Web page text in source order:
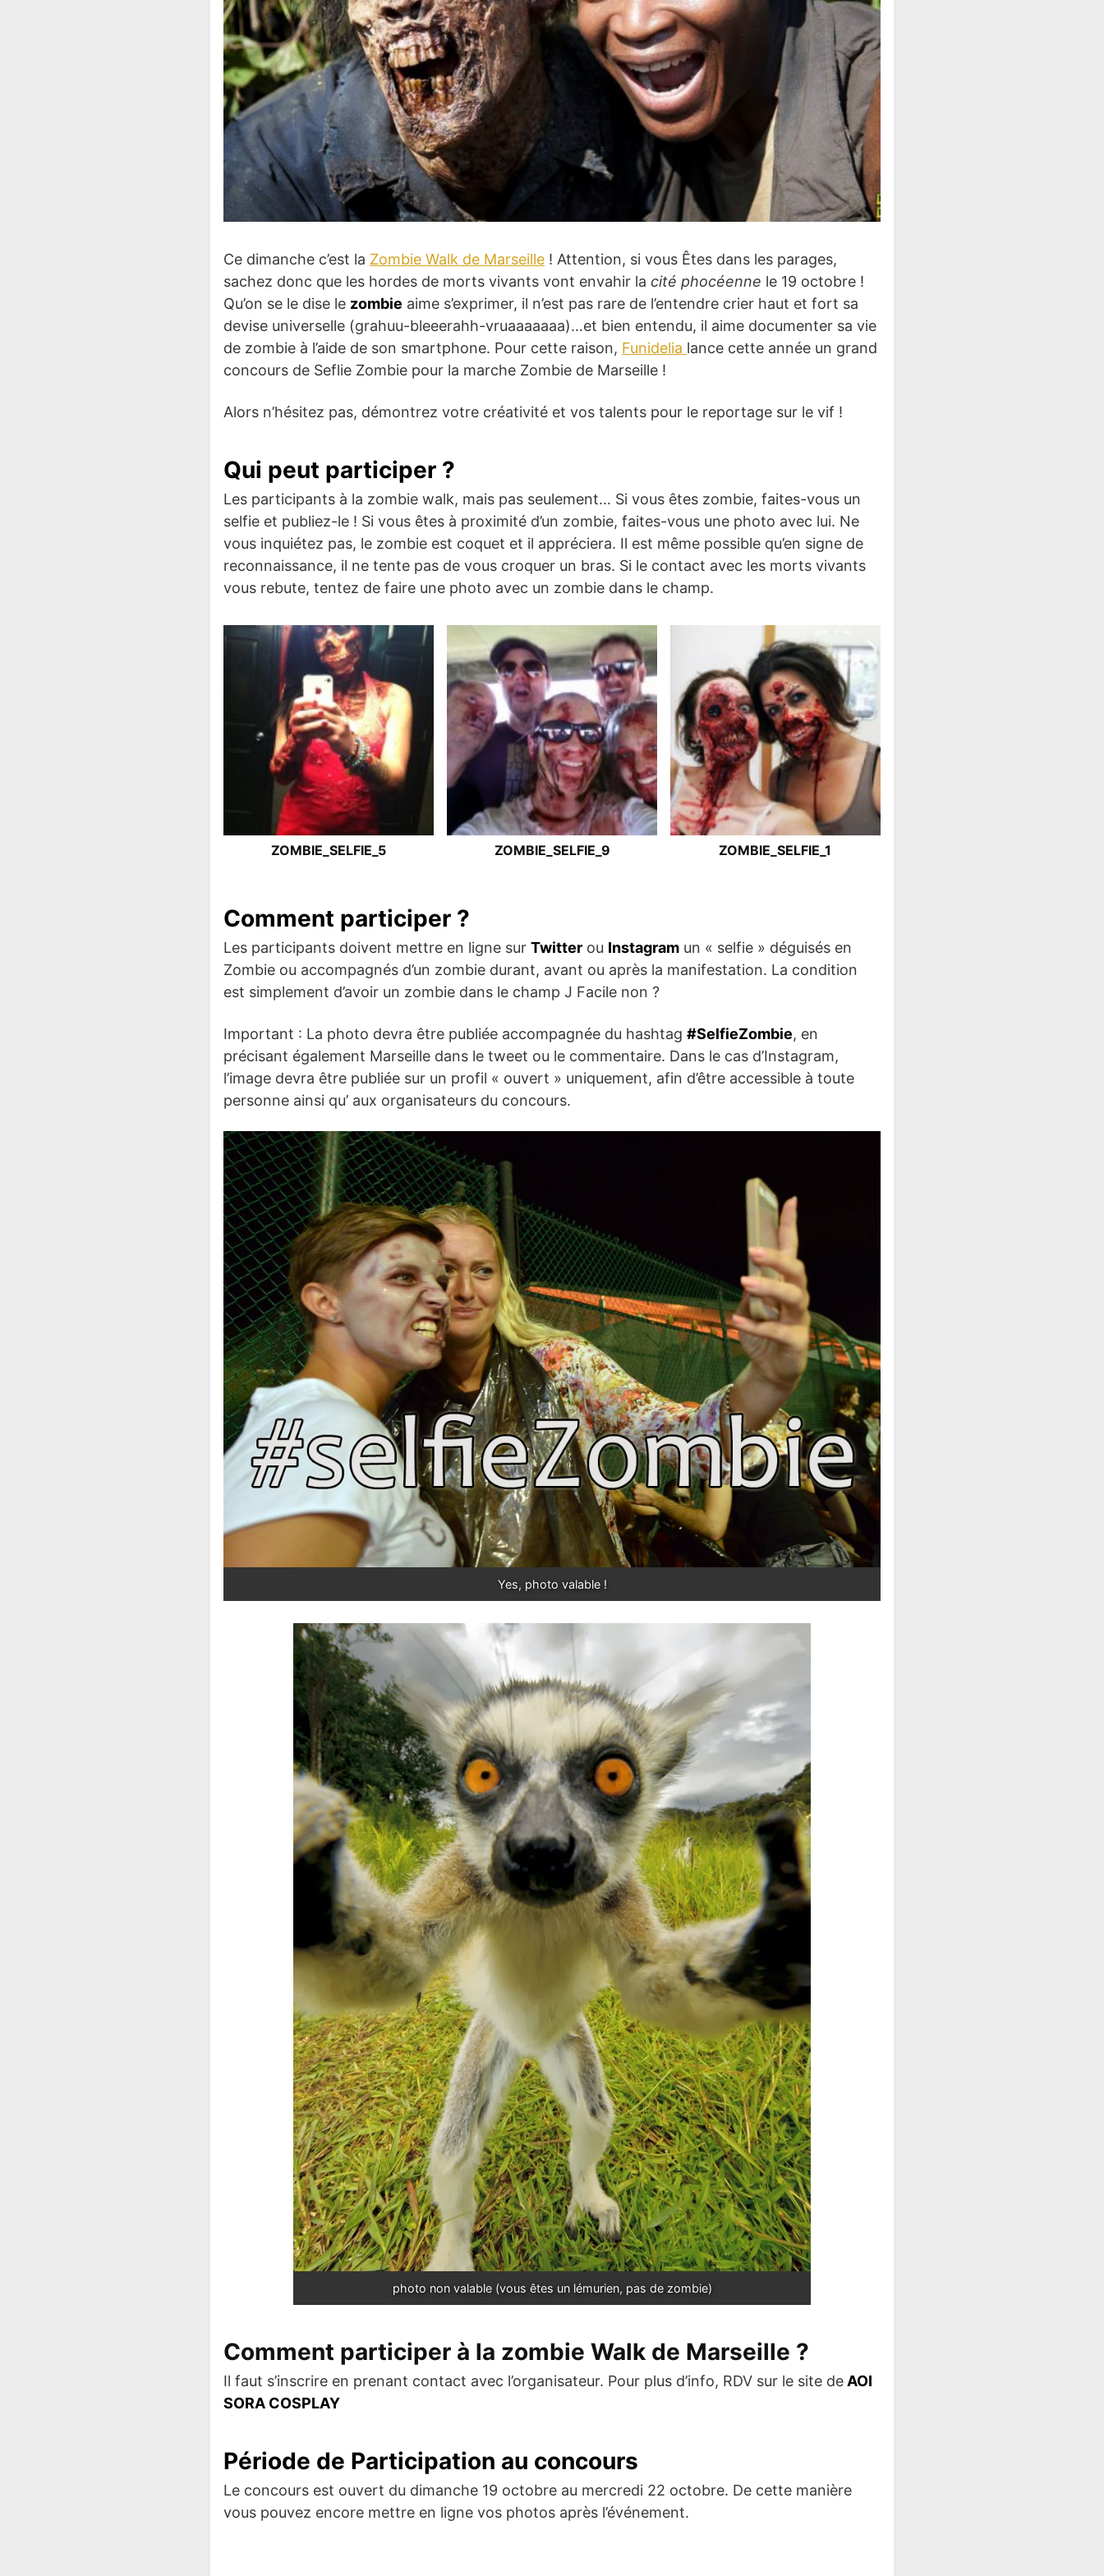
Ce dimanche c’est la Zombie Walk de Marseille ! Attention, si vous Êtes dans les parages,
sachez donc que les hordes de morts vivants vont envahir la cité phocéenne le 19 octobre !
Qu’on se le dise le zombie aime s’exprimer, il n’est pas rare de l’entendre crier haut et fort sa
devise universelle (grahuu-bleeerahh-vruaaaaaaa)…et bien entendu, il aime documenter sa vie
de zombie à l’aide de son smartphone. Pour cette raison, Funidelia lance cette année un grand
concours de Seflie Zombie pour la marche Zombie de Marseille !
Alors n’hésitez pas, démontrez votre créativité et vos talents pour le reportage sur le vif !
Qui peut participer ?
Les participants à la zombie walk, mais pas seulement… Si vous êtes zombie, faites-vous un
selfie et publiez-le ! Si vous êtes à proximité d’un zombie, faites-vous une photo avec lui. Ne
vous inquiétez pas, le zombie est coquet et il appréciera. Il est même possible qu’en signe de
reconnaissance, il ne tente pas de vous croquer un bras. Si le contact avec les morts vivants
vous rebute, tentez de faire une photo avec un zombie dans le champ.
ZOMBIE_SELFIE_5 ZOMBIE_SELFIE_9 ZOMBIE_SELFIE_1
Comment participer ?
Les participants doivent mettre en ligne sur Twitter ou Instagram un « selfie » déguisés en
Zombie ou accompagnés d’un zombie durant, avant ou après la manifestation. La condition
est simplement d’avoir un zombie dans le champ J Facile non ?
Important : La photo devra être publiée accompagnée du hashtag #SelfieZombie, en
précisant également Marseille dans le tweet ou le commentaire. Dans le cas d’Instagram,
l’image devra être publiée sur un profil « ouvert » uniquement, afin d’être accessible à toute
personne ainsi qu’ aux organisateurs du concours.
Yes, photo valable !
photo non valable (vous êtes un lémurien, pas de zombie)
Comment participer à la zombie Walk de Marseille ?
Il faut s’inscrire en prenant contact avec l’organisateur. Pour plus d’info, RDV sur le site deAOI
SORA COSPLAY
Période de Participation au concours
Le concours est ouvert du dimanche 19 octobre au mercredi 22 octobre. De cette manière
vous pouvez encore mettre en ligne vos photos après l’événement.